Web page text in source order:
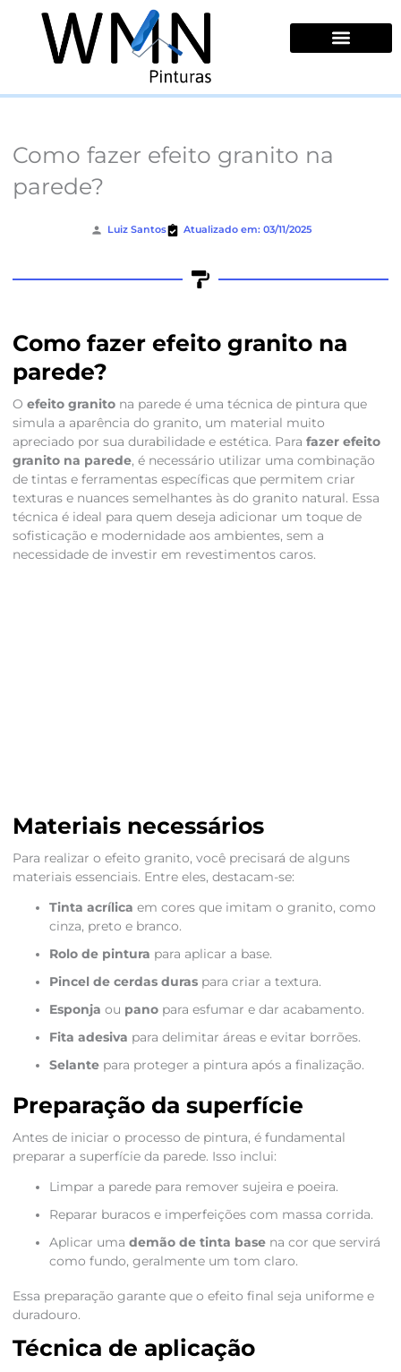
conteúdo
Como fazer efeito granito na
parede?
Luiz Santos Atualizado em: 03/11/2025
Como fazer efeito granito na
parede?
O efeito granitona parede é uma técnica de pintura que
simula a aparência do granito, um material muito
apreciado por sua durabilidade e estética. Para fazer efeito
granito na parede, é necessário utilizar uma combinação
de tintas e ferramentas específicas que permitem criar
texturas e nuances semelhantes às do granito natural. Essa
técnica é ideal para quem deseja adicionar um toque de
sofisticação e modernidade aos ambientes, sem a
necessidade de investir em revestimentos caros.
Materiais necessários
Para realizar o efeito granito, você precisará de alguns
materiais essenciais. Entre eles, destacam-se:
Tinta acrílica em cores que imitam o granito, como
cinza, preto e branco.
Rolo de pintura para aplicar a base.
Pincel de cerdas duraspara criar a textura.
Esponja ou panopara esfumar e dar acabamento.
Fita adesiva para delimitar áreas e evitar borrões.
Selantepara proteger a pintura após a finalização.
Preparação da superfície
Antes de iniciar o processo de pintura, é fundamental
preparar a superfície da parede. Isso inclui:
Limpar a parede para remover sujeira e poeira.
Reparar buracos e imperfeições com massa corrida.
Aplicar uma demão de tinta basena cor que servirá
como fundo, geralmente um tom claro.
Essa preparação garante que o efeito final seja uniforme e
duradouro.
Técnica de aplicação